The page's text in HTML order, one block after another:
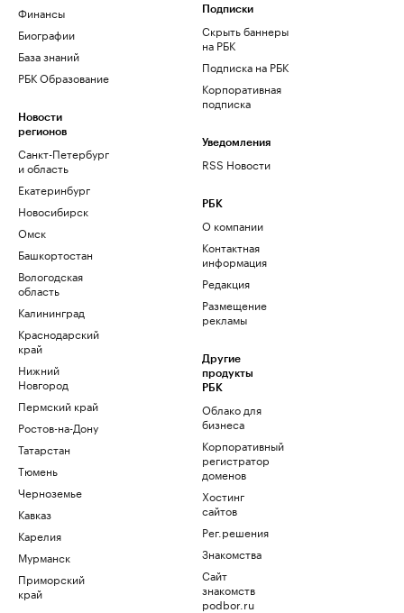
Финансы
Биографии
База знаний
РБК Образование
Новости
регионов
Санкт-Петербург
и область
Екатеринбург
Новосибирск
Омск
Башкортостан
Вологодская
область
Калининград
Краснодарский
край
Нижний
Новгород
Пермский край
Ростов-на-Дону
Татарстан
Тюмень
Черноземье
Кавказ
Карелия
Мурманск
Приморский
край
Подписки
Скрыть баннеры
на РБК
Подписка на РБК
Корпоративная
подписка
Уведомления
RSS Новости
РБК
О компании
Контактная
информация
Редакция
Размещение
рекламы
Другие
продукты
РБК
Облако для
бизнеса
Корпоративный
регистратор
доменов
Хостинг
сайтов
Рег.решения
Знакомства
Сайт
знакомств
podbor.ru